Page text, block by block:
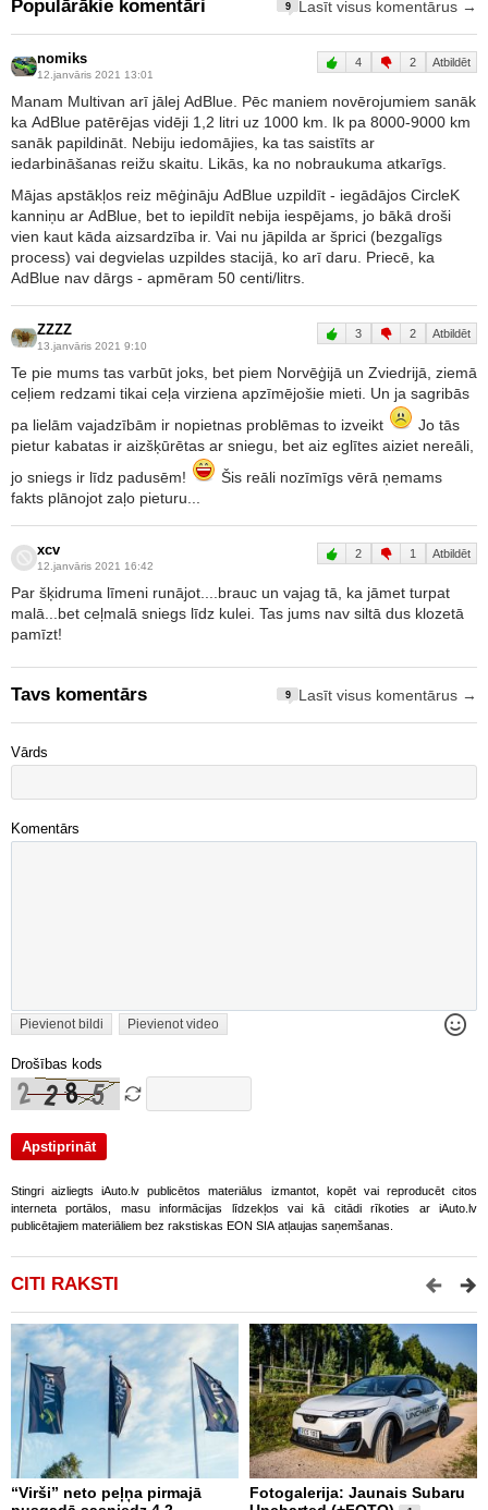
Populārākie komentāri 9 Lasīt visus komentārus →
nomiks
12.janvāris 2021 13:01
4 2 Atbildēt
Manam Multivan arī jālej AdBlue. Pēc maniem novērojumiem sanāk
ka AdBlue patērējas vidēji 1,2 litri uz 1000 km. Ik pa 8000-9000 km
sanāk papildināt. Nebiju iedomājies, ka tas saistīts ar
iedarbināšanas reižu skaitu. Likās, ka no nobraukuma atkarīgs.
Mājas apstākļos reiz mēģināju AdBlue uzpildīt - iegādājos CircleK
kanniņu ar AdBlue, bet to iepildīt nebija iespējams, jo bākā droši
vien kaut kāda aizsardzība ir. Vai nu jāpilda ar šprici (bezgalīgs
process) vai degvielas uzpildes stacijā, ko arī daru. Priecē, ka
AdBlue nav dārgs - apmēram 50 centi/litrs.
ZZZZ
13.janvāris 2021 9:10
3 2 Atbildēt
Te pie mums tas varbūt joks, bet piem Norvēģijā un Zviedrijā, ziemā
ceļiem redzami tikai ceļa virziena apzīmējošie mieti. Un ja sagribās
pa lielām vajadzībām ir nopietnas problēmas to izveikt
Jo tās
pietur kabatas ir aizšķūrētas ar sniegu, bet aiz eglītes aiziet nereāli,
jo sniegs ir līdz padusēm!
Šis reāli nozīmīgs vērā ņemams
fakts plānojot zaļo pieturu...
xcv
12.janvāris 2021 16:42
2 1 Atbildēt
Par šķidruma līmeni runājot....brauc un vajag tā, ka jāmet turpat
malā...bet ceļmalā sniegs līdz kulei. Tas jums nav siltā dus klozetā
pamīzt!
Tavs komentārs 9 Lasīt visus komentārus →
Vārds
Komentārs
Pievienot bildi Pievienot video
Drošības kods
Stingri aizliegts iAuto.lv publicētos materiālus izmantot, kopēt vai reproducēt citos
interneta portālos, masu informācijas līdzekļos vai kā citādi rīkoties ar iAuto.lv
publicētajiem materiāliem bez rakstiskas EON SIA atļaujas saņemšanas.
CITI RAKSTI
“Virši” neto peļņa pirmajā
Fotogalerija: Jaunais Subaru